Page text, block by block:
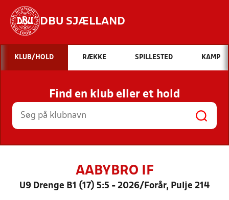
DBU SJÆLLAND
Hvad vil du søge efter?
INDHOLD OG NYHEDER
STILLINGER, RESULTATER, KLUBBER OG
HOLD
KLUB/HOLD RÆKKE SPILLESTED KAMP
Find en klub eller et hold
AABYBRO IF
U9 Drenge B1 (17) 5:5 - 2026/Forår, Pulje 214